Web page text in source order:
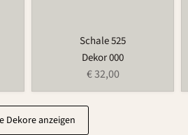
Schale 525
Dekor 000
€ 32,00
Dekore anzeigen